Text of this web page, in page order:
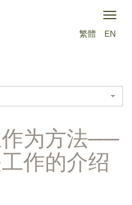
繁體 EN
为方法──
作的介绍